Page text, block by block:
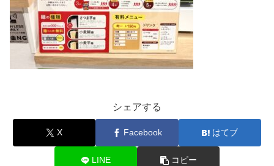
シェアする
X Facebook はてブ
LINE コピー